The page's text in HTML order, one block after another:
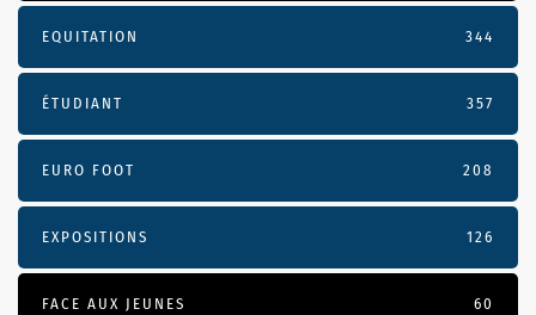
EQUITATION 344
ÉTUDIANT 357
EURO FOOT 208
EXPOSITIONS 126
FACE AUX JEUNES 60